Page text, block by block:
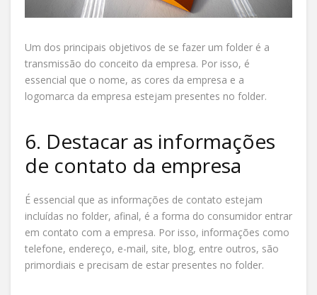
Um dos principais objetivos de se fazer um folder é a
transmissão do conceito da empresa. Por isso, é
essencial que o nome, as cores da empresa e a
logomarca da empresa estejam presentes no folder.
6. Destacar as informações
de contato da empresa
É essencial que as informações de contato estejam
incluídas no folder, afinal, é a forma do consumidor entrar
em contato com a empresa. Por isso, informações como
telefone, endereço, e-mail, site, blog, entre outros, são
primordiais e precisam de estar presentes no folder.